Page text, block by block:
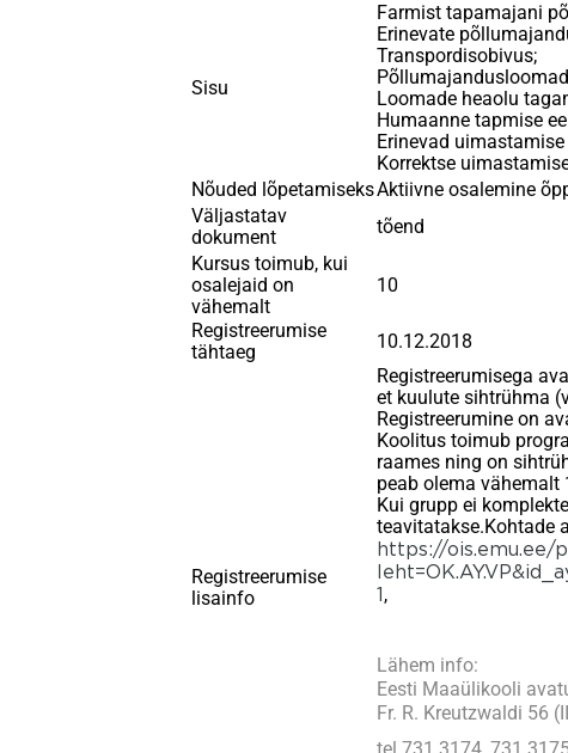
Sisu
Farmist tapamajani
Erinevate
Transpordisobivus;
Loomade heaolu
Humaanne tapmise
Erinevad
Korrektse
Nõuded lõpetamiseksAktiivne osalemine
Väljastatav
dokument
tõend
Kursus toimub, kui
osalejaid on
vähemalt
10
Registreerumise
tähtaeg
10.12.2018
Registreerumise
lisainfo
Registreerumisega
et kuulute sihtrühma
Registreerumine on
Koolitus toimub
raames ning on
peab olema vähemalt
Kui grupp ei
teavitatakse.Kohtade
https://ois.emu.ee/
1,
Lähem info:
Eesti Maaülikooli
Fr. R. Kreutzwaldi 56